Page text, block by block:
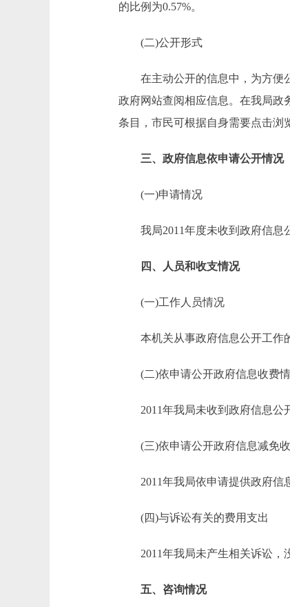
的比例为0.57%。
(二)公开形式
在主动公开的信息中，为方便公
政府网站查阅相应信息。在我局政
条目，市民可根据自身需要点击浏
三、政府信息依申请公开情况
(一)申请情况
我局2011年度未收到政府信息
四、人员和收支情况
(一)工作人员情况
本机关从事政府信息公开工作的
(二)依申请公开政府信息收费
2011年我局未收到政府信息公开
(三)依申请公开政府信息减免
2011年我局依申请提供政府信
(四)与诉讼有关的费用支出
2011年我局未产生相关诉讼，
五、咨询情况